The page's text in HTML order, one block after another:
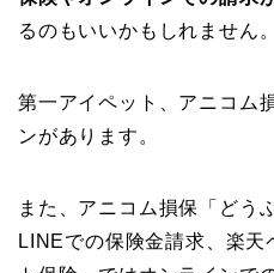
るのもいいかもしれません。
第一アイペット、アニコム
ンがあります。
また、アニコム損保「どう
LINEでの保険金請求、楽天